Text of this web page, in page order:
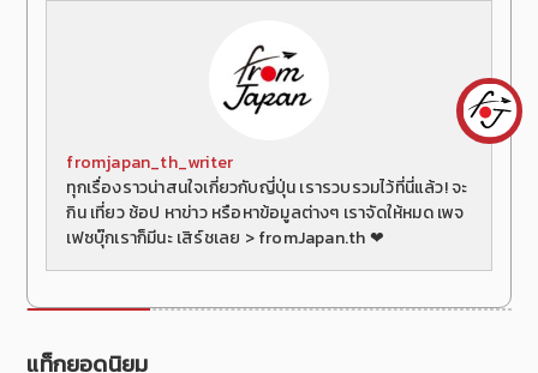
fromjapan_th_writer
ทุกเรื่องราวน่าสนใจเกี่ยวกับญี่ปุ่น เรารวบรวมไว้ที่นี่แล้ว! จะ
กิน เที่ยว ช้อป หาข่าว หรือหาข้อมูลต่างๆ เราจัดให้หมด เพจ
เฟซบุ๊กเราก็มีนะ เสิร์ชเลย > fromJapan.th ❤
แท็กยอดนิยม